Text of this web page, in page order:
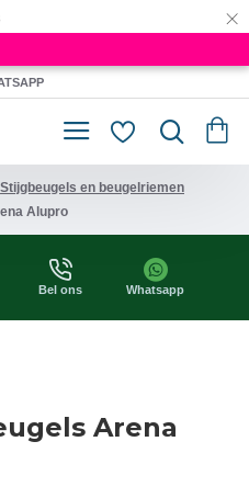
×
Stijgbeugels en beugelriemen
Alupro
Bel ons Whatsapp
Arena